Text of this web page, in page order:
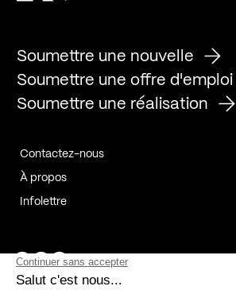
Soumettre une nouvelle
Soumettre une offre d'emploi
Soumettre une réalisation
Contactez-nous
À propos
Infolettre
Page Facebook de Kollectif
Page Instagram de Kollectif
Page Linkedin de Kollectif